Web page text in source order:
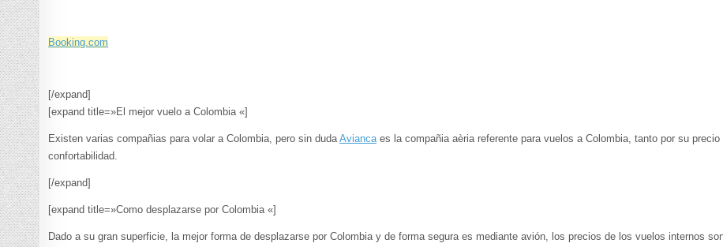
Booking.com
[/expand]
[expand title=»El mejor vuelo a Colombia «]
Existen varias compañias para volar a Colombia, pero sin dudaAviancaes la compañia aèria referente para vuelos a Colombia, tanto por su precio
confortabilidad.
[/expand]
[expand title=»Como desplazarse por Colombia «]
Dado a su gran superficie, la mejor forma de desplazarse por Colombia y de forma segura es mediante avión, los precios de los vuelos internos